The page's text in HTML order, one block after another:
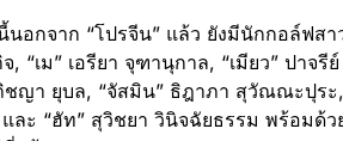
นอกจาก “โปรจีน” แล้ว ยังมีนักกอล์ฟส
, “เม” เอรียา จุฑานุกาล, “เมียว” ปาจ
ชญา ยุบล, “จัสมิน” ธิฎาภา สุวัณณะปุระ
และ “ฮัท” สุวิชยา วินิจฉัยธรรม พร้อมด้